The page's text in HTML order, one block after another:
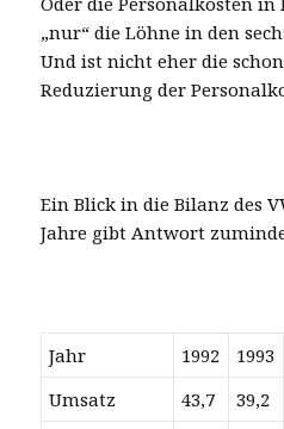
„nur“ die Löhne in den
Und ist nicht eher die
Reduzierung der
Ein Blick in die Bilanz des
Jahre gibt Antwort
Jahr 1992 1993
Umsatz
43,7 39,2